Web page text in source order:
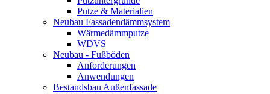
Putze & Materialien
Neubau Fassadendämmsystem
Wärmedämmputze
WDVS
Neubau - Fußböden
Anforderungen
Anwendungen
Bestandsbau Außenfassade